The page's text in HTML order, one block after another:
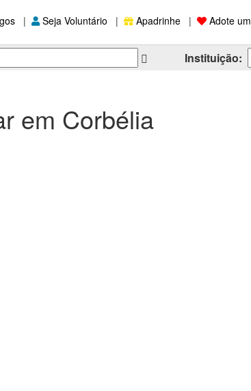
| Seja Voluntário | Apadrinhe | Adote
Instituição:
em Corbélia